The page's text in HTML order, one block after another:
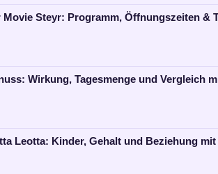
Movie Steyr: Programm, Öffnungszeiten &
Wirkung, Tagesmenge und Vergleich
Leotta: Kinder, Gehalt und Beziehung